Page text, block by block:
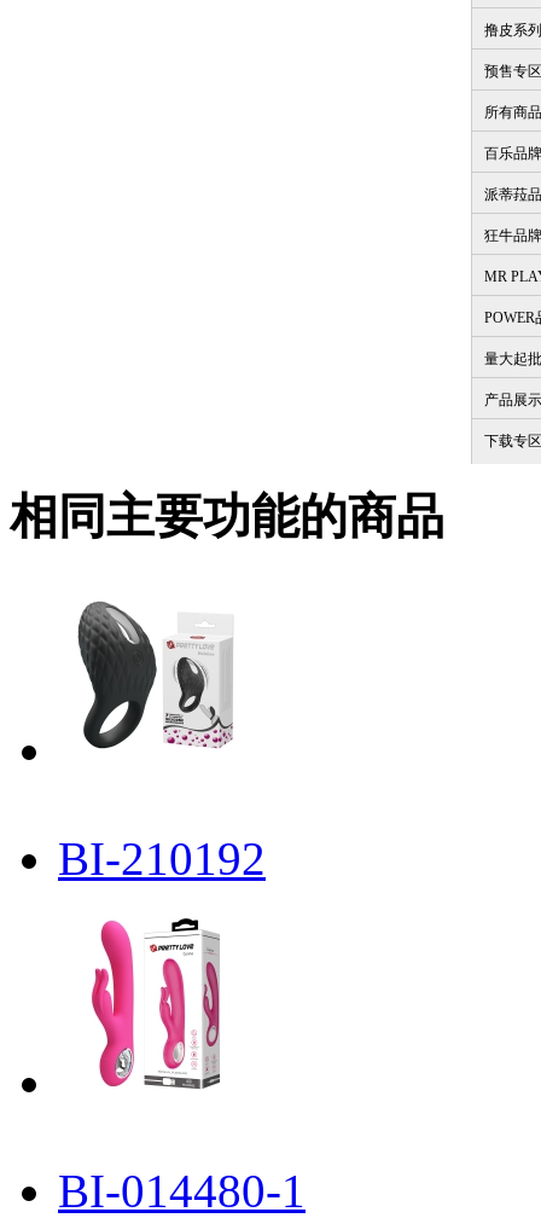
撸皮系列
预售专区
所有商品
百乐品牌
派蒂菈
狂牛品牌
MR
POWER
量大起批
产品展
下载专区
相同主要功能的商品
BI-210192
BI-014480-1